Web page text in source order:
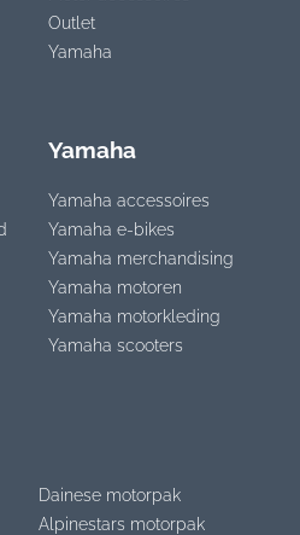
Outlet
Yamaha
Yamaha
Yamaha accessoires
Yamaha e-bikes
Yamaha merchandising
Yamaha motoren
Yamaha motorkleding
Yamaha scooters
Dainese motorpak
Alpinestars motorpak